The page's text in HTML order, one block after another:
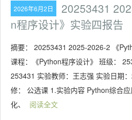
2026年6月2日
20253431
n程序设计》实验四报告
摘要： 20253431 2025-2026-2 《
课程：《Python程序设计》 班级：
253431 实验教师：王志强 实验日期
修： 公选课 1.实验内容 Python综合
化、
阅读全文